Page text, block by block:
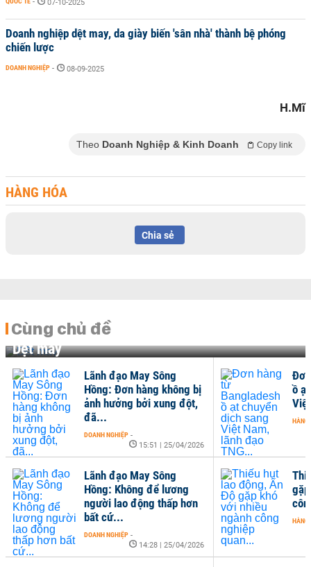
07-10-2025
Doanh nghiệp dệt may, da giày biến 'sân nhà' thành bệ phóng
chiến lược
DOANH NGHIỆP - 08-09-2025
H.Mĩ
Theo Doanh Nghiệp & Kinh Doanh Copy link
HÀNG HÓA
Chia sẻ
Cùng chủ đề
Dệt may
không bị
đột,
| 25/04/2026
lương
hơn
| 25/04/2026
Đơn hàng từ Bangladesh
ồ ạt chuyển dịch sang
Việt Nam, lãnh đạo TNG...
14:26 | 20/04/2026
Thiếu hụt lao động, Ấn Độ
gặp khó với nhiều ngành
công nghiệp quan...
10:57 | 15/04/2026